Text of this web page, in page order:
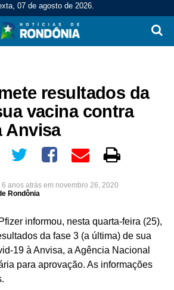
07 de agosto de 2026.
resultados da
vacina contra
Anvisa
6 anos atrás em novembro 26, 2020
Rondônia
informou, nesta quarta-feira (25),
da fase 3 (a última) de sua
19 à Anvisa, a Agência Nacional
para aprovação. As informações